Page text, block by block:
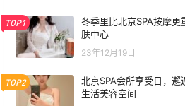
TOP1
冬季里比北京SPA按摩
肤中心
23年12月19日
TOP2
北京SPA会所享受日，
生活美容空间